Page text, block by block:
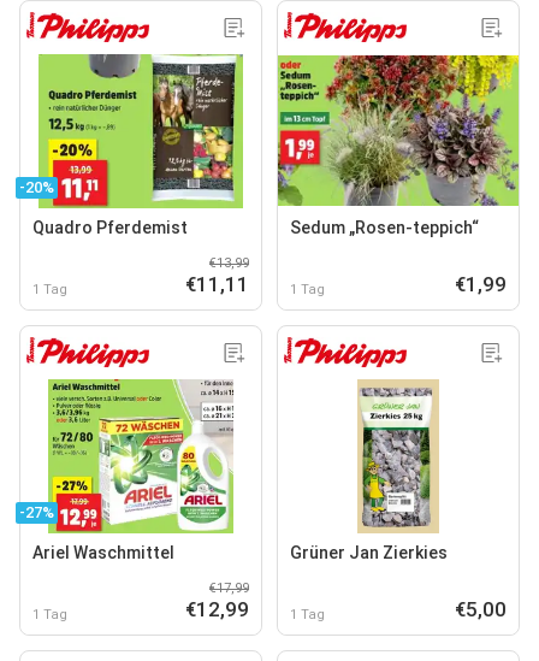
-20%
Quadro Pferdemist
1 Tag
€13,99
€11,11
Sedum „Rosen-teppich“
1 Tag €1,99
-27%
Ariel Waschmittel
1 Tag
€17,99
€12,99
Grüner Jan Zierkies
1 Tag €5,00